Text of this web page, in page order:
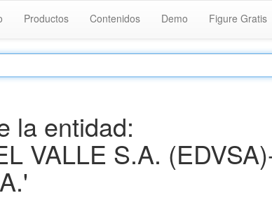
Productos Contenidos Demo Figure Gratis
la entidad:
VALLE S.A.